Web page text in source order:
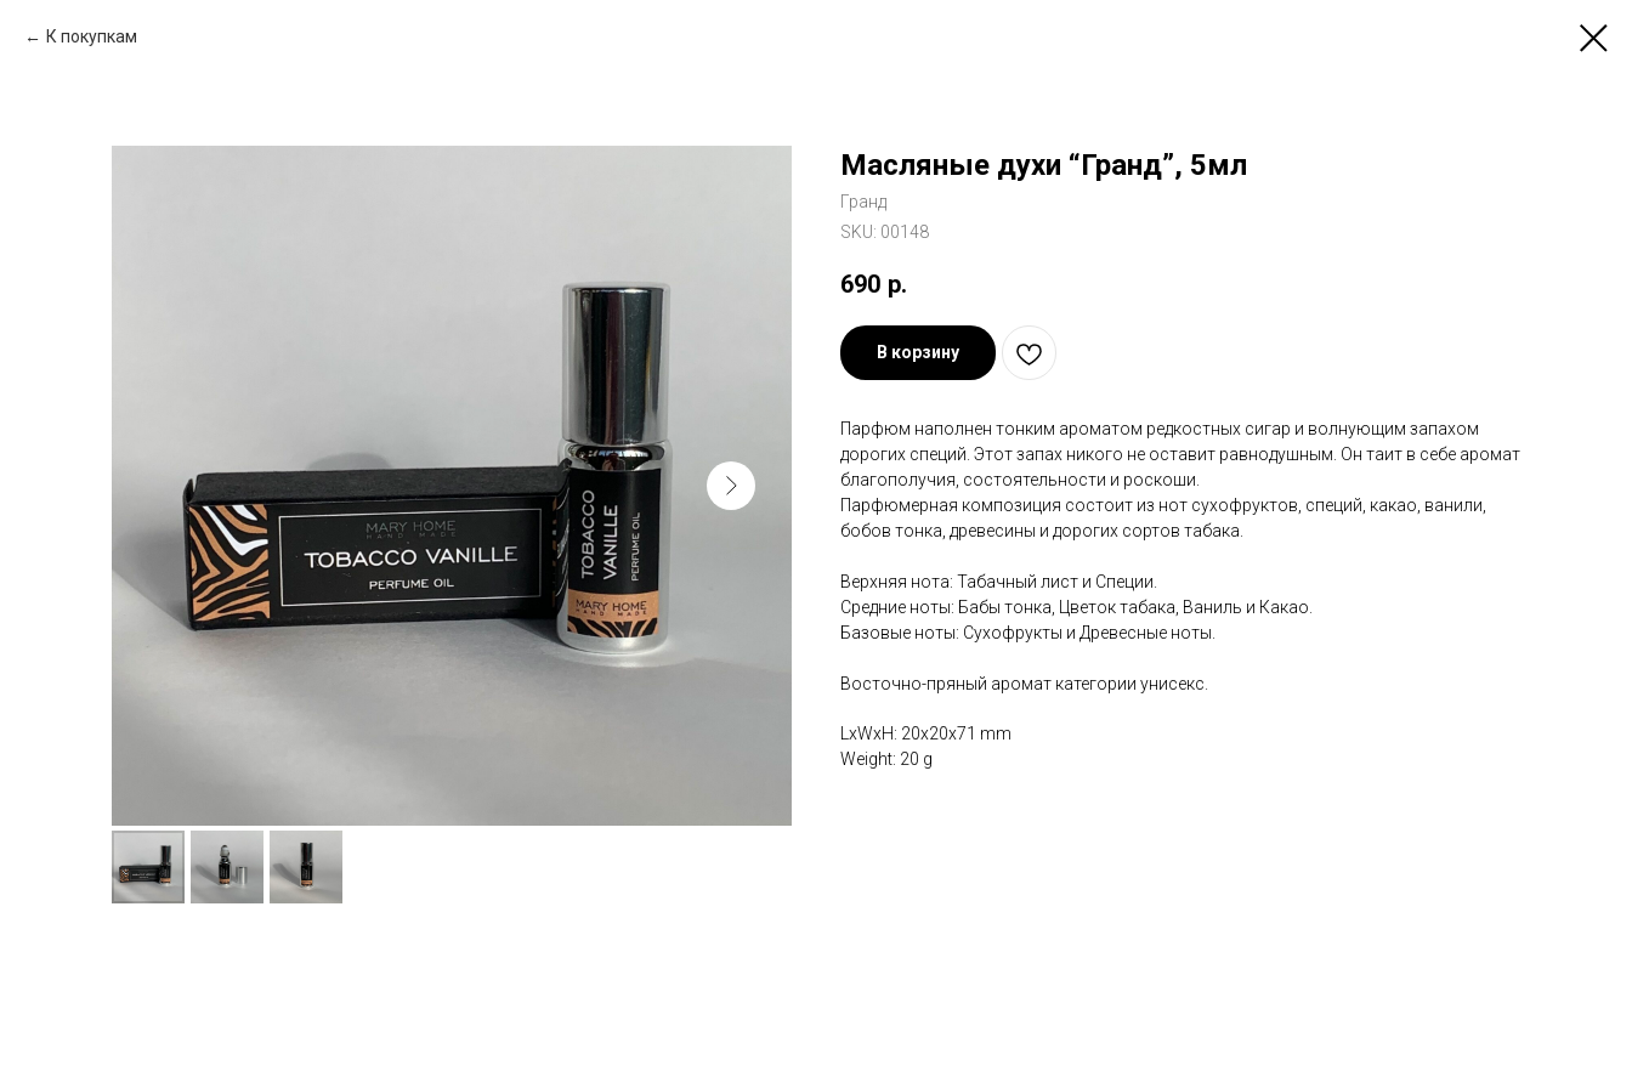
К покупкам
Масляные духи “Гранд”, 5мл
Гранд
SKU: 00148
690 р.
В корзину
Парфюм наполнен тонким ароматом редкостных сигар и волнующим запахом
дорогих специй. Этот запах никого не оставит равнодушным. Он таит в себе аромат
благополучия, состоятельности и роскоши.
Парфюмерная композиция состоит из нот сухофруктов, специй, какао, ванили,
бобов тонка, древесины и дорогих сортов табака.
Верхняя нота: Табачный лист и Специи.
Средние ноты: Бабы тонка, Цветок табака, Ваниль и Какао.
Базовые ноты: Сухофрукты и Древесные ноты.
Восточно-пряный аромат категории унисекс.
LxWxH: 20x20x71 mm
Weight: 20 g